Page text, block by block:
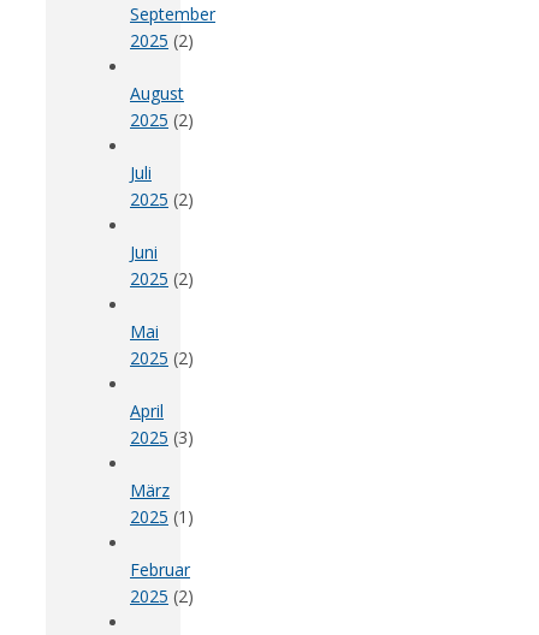
September
2025 (2)
August
2025 (2)
Juli
2025 (2)
Juni
2025 (2)
Mai
2025 (2)
April
2025 (3)
März
2025 (1)
Februar
2025 (2)